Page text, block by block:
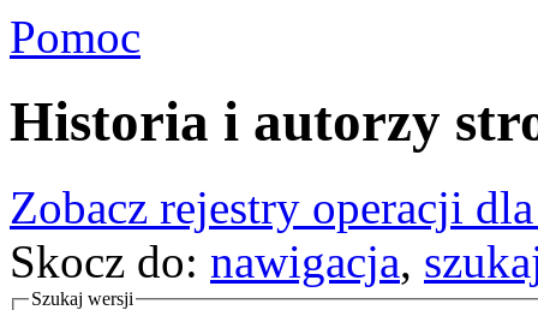
Pomoc
Historia i autorzy
Zobacz rejestry operacji
Skocz do: nawigacja,
Szukaj wersji